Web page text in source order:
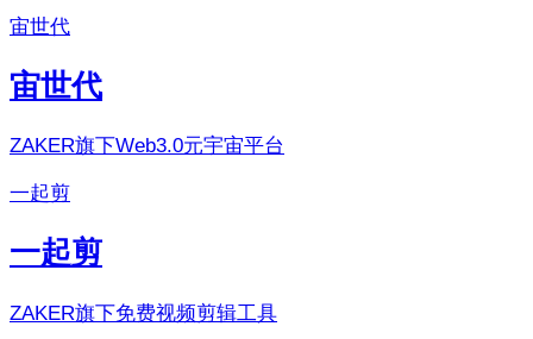
宙世代
宙世代
ZAKER旗下Web3.0元宇宙平台
一起剪
一起剪
ZAKER旗下免费视频剪辑工具